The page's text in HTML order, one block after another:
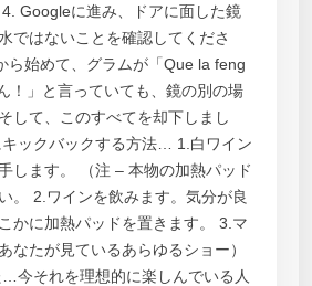
Googleに進み、ドアに面した鏡
ではないことを確認してくださ
ら始めて、グラムが「Que la feng
！」と言っていても、鏡の別の場
して、このすべてを却下しまし
ックバックする方法… 1.白ワイン
します。 （注 – 本物の加熱パッド
。 2.ワインを飲みます。気分が良
かに加熱パッドを置きます。 3.マ
なたが見ているあらゆるショー）
今それを理想的に楽しんでいる人